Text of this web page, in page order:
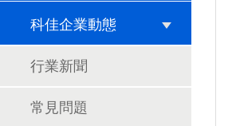
科佳企業動態
行業新聞
常見問題